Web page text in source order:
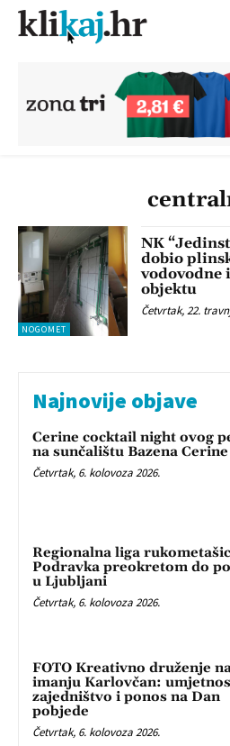
NOGOMET
NK
dobio
vodovodne
objektu
Četvrtak, 22.
Najnovije objave
Cerine cocktail night ovog
na sunčalištu Bazena Cerine
Četvrtak, 6. kolovoza 2026.
Regionalna liga
Podravka preokretom do
u Ljubljani
Četvrtak, 6. kolovoza 2026.
FOTO Kreativno druženje
imanju Karlovčan:
zajedništvo i ponos na Dan
pobjede
Četvrtak, 6. kolovoza 2026.